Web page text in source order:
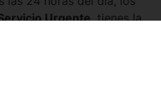
Urgente, tienes la